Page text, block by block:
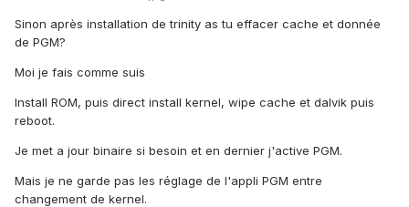
Sinon après installation de trinity as tu effacer cache et donnée
de PGM?
Moi je fais comme suis
Install ROM, puis direct install kernel, wipe cache et dalvik puis
reboot.
Je met a jour binaire si besoin et en dernier j'active PGM.
Mais je ne garde pas les réglage de l'appli PGM entre
changement de kernel.